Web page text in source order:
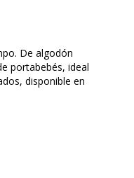
De algodón
portabebés, ideal
disponible en